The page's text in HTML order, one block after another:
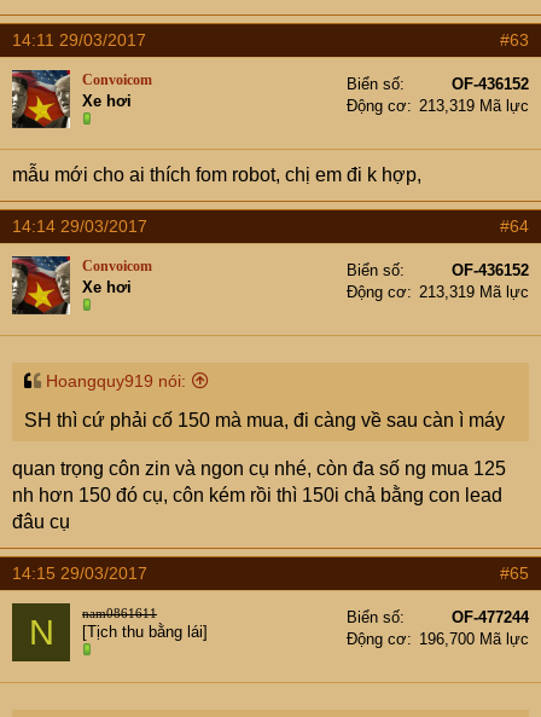
14:11 29/03/2017 #63
Convoicom
Xe hơi
Biển số
OF-436152
Động cơ
213,319 Mã lực
mẫu mới cho ai thích fom robot, chị em đi k hợp,
14:14 29/03/2017 #64
Convoicom
Xe hơi
Biển số
OF-436152
Động cơ
213,319 Mã lực
Hoangquy919 nói:
SH thì cứ phải cố 150 mà mua, đi càng về sau càn ì máy
quan trọng côn zin và ngon cụ nhé, còn đa số ng mua 125
nh hơn 150 đó cụ, côn kém rồi thì 150i chả bằng con lead
đâu cụ
14:15 29/03/2017 #65
N nam0861611
[Tịch thu bằng lái]
Biển số
OF-477244
Động cơ
196,700 Mã lực